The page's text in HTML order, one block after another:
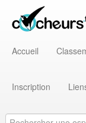
Accueil
Inscription